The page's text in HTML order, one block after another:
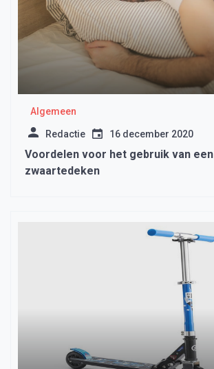
Algemeen
Redactie 16 december 2020
Voordelen voor het gebruik van een
zwaartedeken